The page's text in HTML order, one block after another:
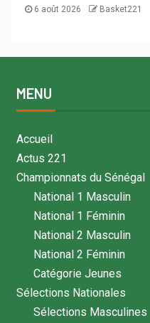
6 août 2026 Basket221
MENU
Accueil
Actus 221
Championnats du Sénégal
National 1 Masculin
National 1 Féminin
National 2 Masculin
National 2 Féminin
Catégorie Jeunes
Sélections Nationales
Sélections Masculines